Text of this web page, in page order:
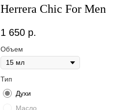
Herrera Chic For Men
1 650 р.
Объем
Тип
Духи
Масло